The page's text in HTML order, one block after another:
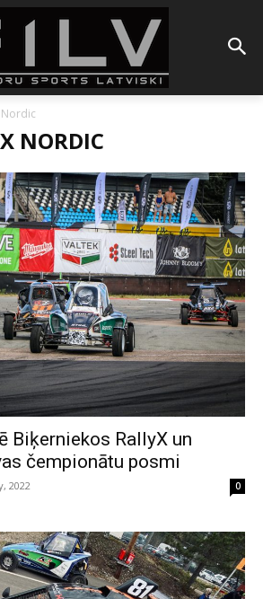
Nordic
NORDIC
Biķerniekos RallyX un
čempionātu posmi
2022 0